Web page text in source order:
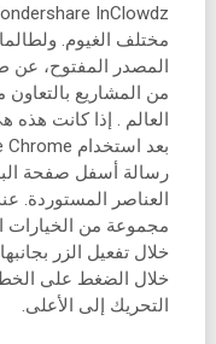
مختلف الغيوم.
المصدر المفتوح، عن
من المشاريع بالتعاون
رسالة أسفل صفحة
العناصر المستوردة.
مجموعة من الخيارات
خلال تفعيل الزر
خلال الضغط على
التحريك إلى الأعلى.